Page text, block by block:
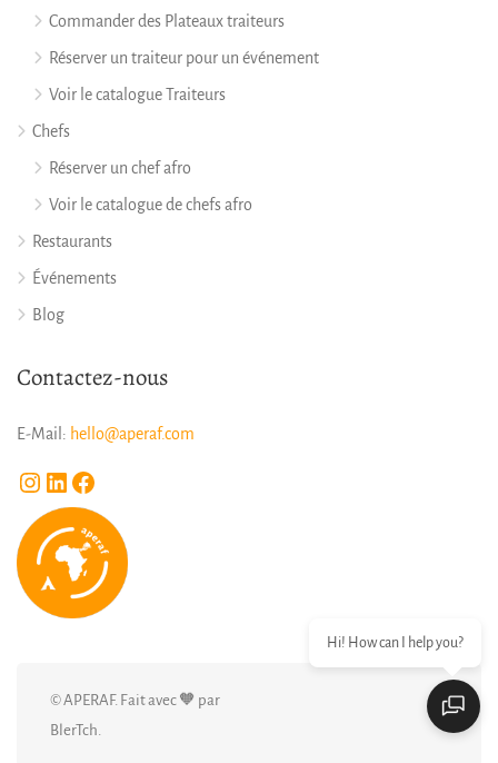
Commander des Plateaux traiteurs
Réserver un traiteur pour un événement
Voir le catalogue Traiteurs
Chefs
Réserver un chef afro
Voir le catalogue de chefs afro
Restaurants
Événements
Blog
Contactez-nous
E-Mail: hello@aperaf.com
Instagram LinkedIn Facebook
© APERAF. Fait avec 🧡 par
BlerTch.
Hi! How can I help you?